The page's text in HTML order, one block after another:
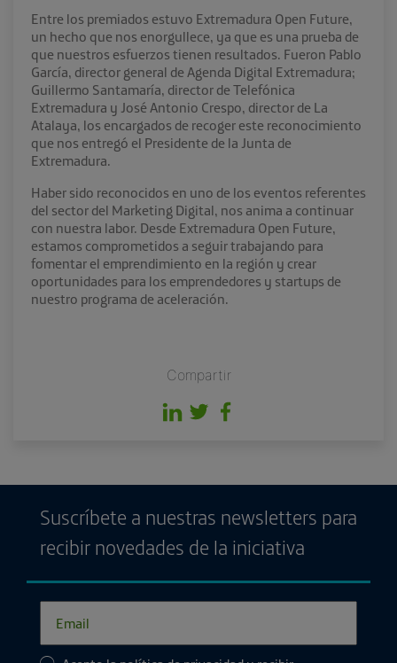
Entre los premiados estuvo Extremadura Open Future,
un hecho que nos enorgullece, ya que es una prueba de
que nuestros esfuerzos tienen resultados. Fueron Pablo
García, director general de Agenda Digital Extremadura;
Guillermo Santamaría, director de Telefónica
Extremadura y José Antonio Crespo, director de La
Atalaya, los encargados de recoger este reconocimiento
que nos entregó el Presidente de la Junta de
Extremadura.
Haber sido reconocidos en uno de los eventos referentes
del sector del Marketing Digital, nos anima a continuar
con nuestra labor. Desde Extremadura Open Future,
estamos comprometidos a seguir trabajando para
fomentar el emprendimiento en la región y crear
oportunidades para los emprendedores y startups de
nuestro programa de aceleración.
Compartir
Suscríbete a nuestras newsletters para
recibir novedades de la iniciativa